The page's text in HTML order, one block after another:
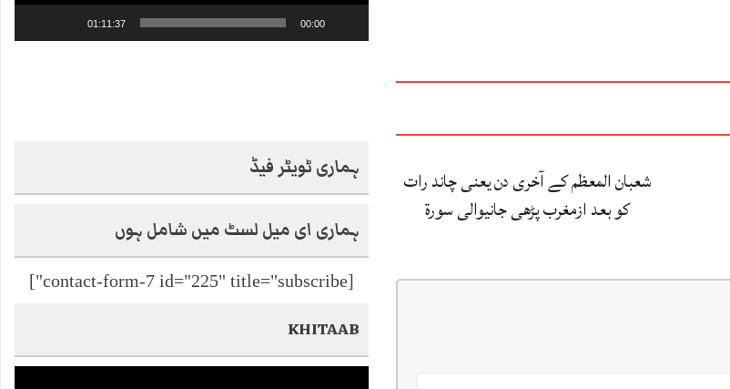
شعبان المعظم کے آخری دن یعنی چاند رات
کو بعد ازمغرب پڑھی جانیوالی سورۃ
00:00
01:11:37
ہماری ٹویٹر فیڈ
ہماری ای میل لسٹ میں شامل ہوں
[contact-form-7 id="225" title="subscribe"]
KHITAAB